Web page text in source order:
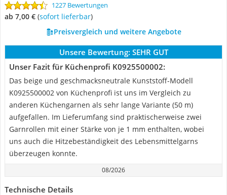
1227 Bewertungen
ab 7,00 € ( Sofort lieferbar)
Preisvergleich und weitere Angebote
Unsere Bewertung: SEHR GUT
Unser Fazit für Küchenprofi K0925500002:
Das beige und geschmacksneutrale Kunststoff-Modell
K0925500002 von Küchenprofi ist uns im Vergleich zu
anderen Küchengarnen als sehr lange Variante (50 m)
aufgefallen. Im Lieferumfang sind praktischerweise zwei
Garnrollen mit einer Stärke von je 1 mm enthalten, wobei
uns auch die Hitzebeständigkeit des Lebensmittelgarns
überzeugen konnte.
08/2026
Technische Details